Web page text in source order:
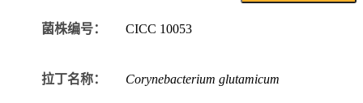
菌株编号： CICC 10053
拉丁名称： Corynebacterium glutamicum